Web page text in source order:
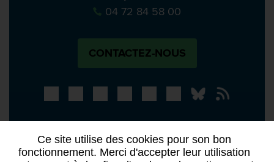
Ce site utilise des cookies pour son bon
fonctionnement. Merci d'accepter leur utilisation
04 72 84 58 00
CONTACTEZ-NOUS
BlueskyNotre
ACTES ET DÉLIBÉRATIONS